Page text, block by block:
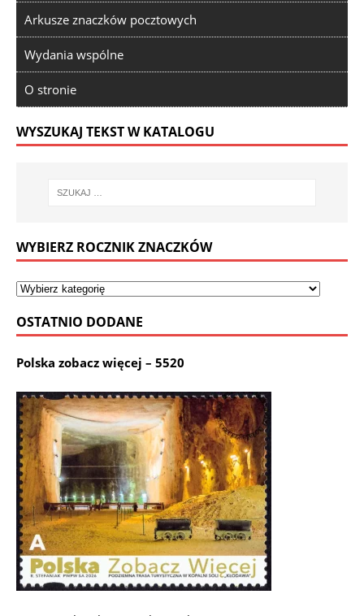
Arkusze znaczków pocztowych
Wydania wspólne
O stronie
WYSZUKAJ TEKST W KATALOGU
WYBIERZ ROCZNIK ZNACZKÓW
OSTATNIO DODANE
Polska zobacz więcej – 5520